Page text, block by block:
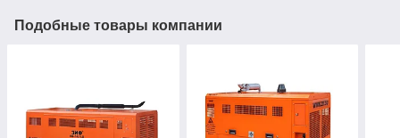
Подобные товары компании